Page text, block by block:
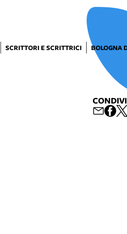
SCRITTORI E SCRITTRICI
BOLOGNA